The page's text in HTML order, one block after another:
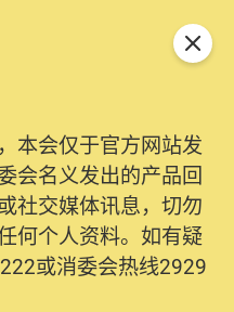
本会仅于官方网站发
会名义发出的产品回
社交媒体讯息，切勿
何个人资料。如有疑
或消委会热线2929
关闭